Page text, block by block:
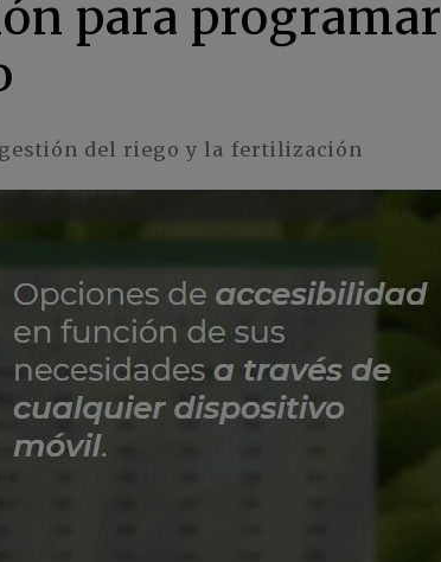
para programar
gestión del riego y la fertilización